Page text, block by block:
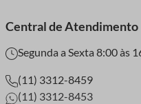
Central de Atendimento
Segunda a Sexta 8:00 às
(11) 3312-8459
(11) 3312-8453